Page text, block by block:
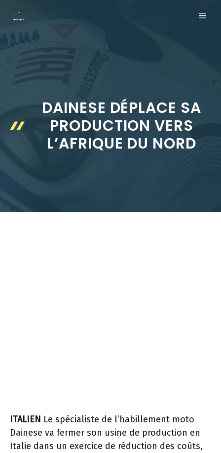
DAINESE DÉPLACE SA
PRODUCTION VERS
L’AFRIQUE DU NORD
ITALIEN Le spécialiste de l’habillement moto
Dainese va fermer son usine de production en
Italie dans un exercice de réduction des coûts,